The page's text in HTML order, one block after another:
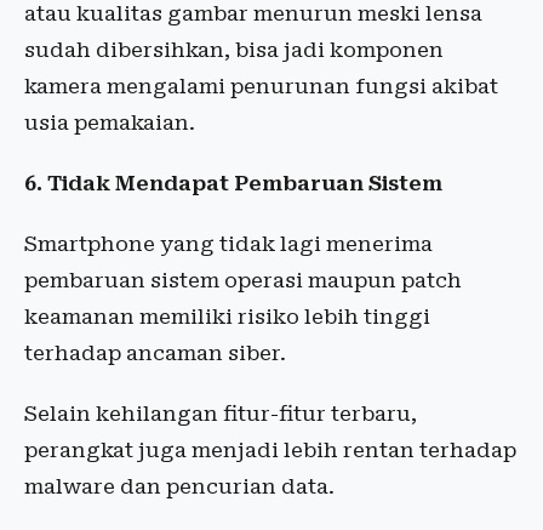
atau kualitas gambar menurun meski lensa
sudah dibersihkan, bisa jadi komponen
kamera mengalami penurunan fungsi akibat
usia pemakaian.
6. Tidak Mendapat Pembaruan Sistem
Smartphone yang tidak lagi menerima
pembaruan sistem operasi maupun patch
keamanan memiliki risiko lebih tinggi
terhadap ancaman siber.
Selain kehilangan fitur-fitur terbaru,
perangkat juga menjadi lebih rentan terhadap
malware dan pencurian data.